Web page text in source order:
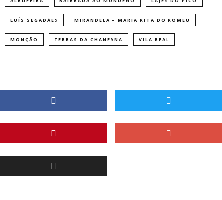
LUÍS SEGADÃES MIRANDELA – MARIA RITA DO ROMEU
MONÇÃO TERRAS DA CHANFANA VILA REAL